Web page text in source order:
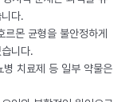
다.
몬 균형을 불안정하게
니다.
치료제 등 일부 약물은